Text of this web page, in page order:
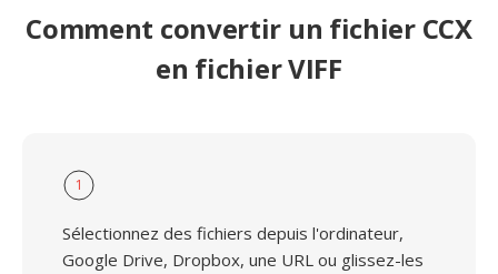
Comment convertir un fichier CCX
en fichier VIFF
1
Sélectionnez des fichiers depuis l'ordinateur,
Google Drive, Dropbox, une URL ou glissez-les